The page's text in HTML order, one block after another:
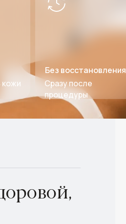
кожи
Без восстановления
Сразу после
процедуры